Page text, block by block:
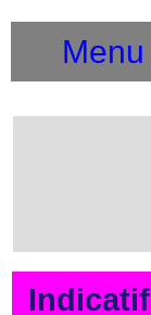
Menu
Indicatif